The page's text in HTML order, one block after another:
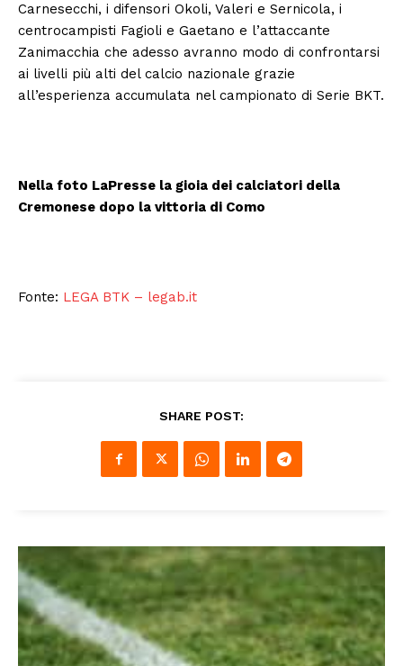
Carnesecchi, i difensori Okoli, Valeri e Sernicola, i
centrocampisti Fagioli e Gaetano e l’attaccante
Zanimacchia che adesso avranno modo di confrontarsi
ai livelli più alti del calcio nazionale grazie
all’esperienza accumulata nel campionato di Serie BKT.
Nella foto LaPresse la gioia dei calciatori della
Cremonese dopo la vittoria di Como
Fonte: LEGA BTK – legab.it
SHARE POST: